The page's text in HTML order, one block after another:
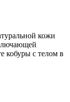
кожи
кобуры с телом в